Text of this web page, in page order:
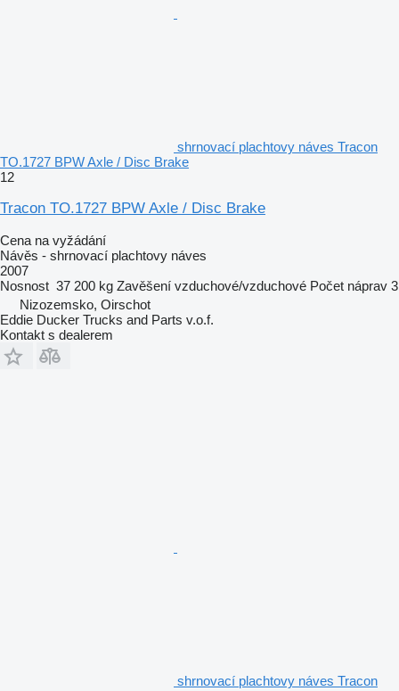
shrnovací plachtovy náves Tracon
TO.1727 BPW Axle / Disc Brake
12
Tracon TO.1727 BPW Axle / Disc Brake
Cena na vyžádání
Návěs - shrnovací plachtovy náves
2007
Nosnost 37 200 kg Zavěšení vzduchové/vzduchové Počet náprav 3
Nizozemsko, Oirschot
Eddie Ducker Trucks and Parts v.o.f.
Kontakt s dealerem
shrnovací plachtovy náves Tracon